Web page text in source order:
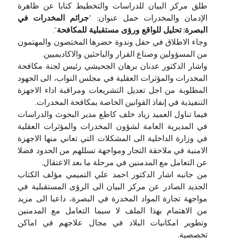
طلق مركز البيان للدراسات والتخطيط كتابا عن ظاهرة
الإدمان والمخدرات حمل عنوان: “جرائم المخدرات في
البصرة: تحليل للواقع ورؤى مستقبلية للمكافحة“.
وجاء الاطلاق في حفل وندوة حضرها المختصون والمهتمون
من المسؤولين وصناع القرار والباحثين والاكاديميين.
واشار الدكتور عدنان برهان الجحيشي رئيس لجنة مكافحة
المخدرات والمؤثرات العقلية في مجلس النواب، الى الجهود
المطلوبة من اجل تعديل التشريعات ومراقبة اداء الاجهزة
التنفيذية في إنفاذ القوانين الخاصة بمكافحة المخدرات.
فيما تناول العميد زياد خلف كاطع مدير البحوث والدراسات
في المديرية العامة لشؤون المخدرات والمؤثرات العقلية
في وزارة الداخلية الى المشكلات التي تعاني منها الاجهزة
الامنية في ملاحقة التجار ومواجهة تسللهم من الحدود فضلا
عن التعامل مع المدمنين في مرحلة ما بعد الاعتقال.
من جانبه اشار الدكتور احمد علي التميمي مؤلف الكتاب
الجديد الصادر عن مركز البيان الى الرؤى المستقبلية في
مواجهة تجارة المواد المخدرة في البصرة، داعيا الى مزيد
من الاهتمام بهذا الملف لا سيما التعامل مع المدمنين
وتطوير امكانيات البلاد في مجال علاجهم في اماكن
تخصصية.